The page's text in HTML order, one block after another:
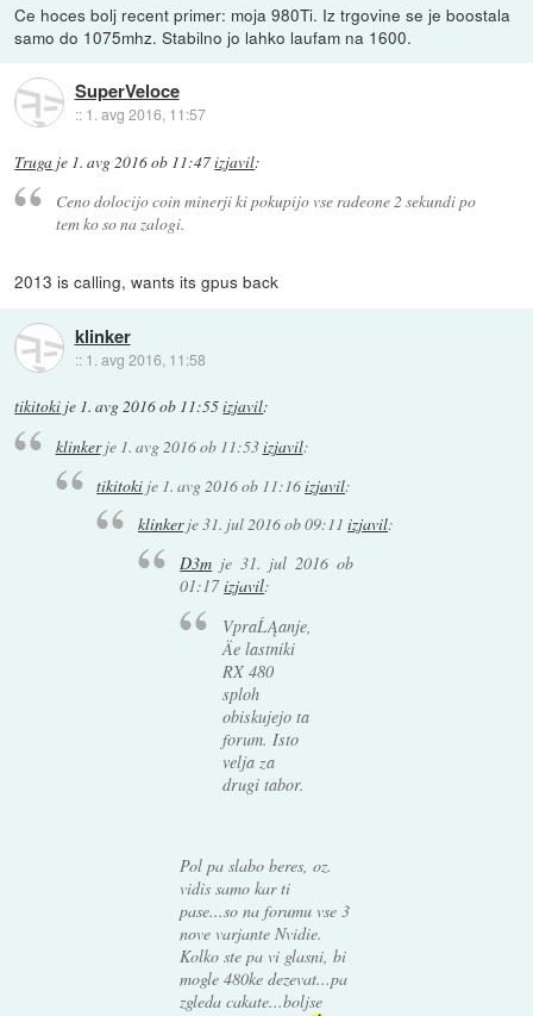
Ce hoces bolj recent primer: moja 980Ti. Iz trgovine se je boostala
samo do 1075mhz. Stabilno jo lahko laufam na 1600.
SuperVeloce
:: 1. avg 2016, 11:57
Truga je 1. avg 2016 ob 11:47izjavil:
Ceno dolocijo coin minerji ki pokupijo vse radeone 2 sekundi po
tem ko so na zalogi.
2013 is calling, wants its gpus back
klinker
:: 1. avg 2016, 11:58
tikitoki je 1. avg 2016 ob 11:55izjavil:
klinkerje 1. avg 2016 ob 11:53izjavil:
tikitoki je 1. avg 2016 ob 11:16izjavil:
klinkerje31. jul 2016 ob 09:11 izjavil:
D3m je 31. jul 2016 ob
01:17 izjavil:
VpraĹĄanje,
Äe lastniki
RX 480
sploh
obiskujejo ta
forum. Isto
velja za
drugi tabor.
Pol pa slabo beres, oz.
vidis samo kar ti
pase...so na forumu vse 3
nove varjante Nvidie.
Kolko ste pa vi glasni, bi
mogle 480ke dezevat...pa
zgleda cakate...boljse